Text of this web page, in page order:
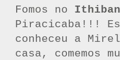
Fomos no Ithiban
Piracicaba!!!
conheceu a
casa, comemos